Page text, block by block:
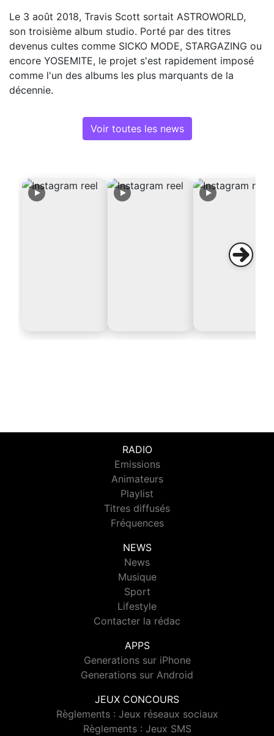
Le 3 août 2018, Travis Scott sortait ASTROWORLD,
son troisième album studio. Porté par des titres
devenus cultes comme SICKO MODE, STARGAZING ou
encore YOSEMITE, le projet s'est rapidement imposé
comme l'un des albums les plus marquants de la
décennie.
Voir toutes les news
RADIO
Emissions
Animateurs
Playlist
Titres diffusés
Fréquences
NEWS
News
Musique
Sport
Lifestyle
Contacter la rédac
APPS
Generations sur iPhone
Generations sur Android
JEUX CONCOURS
Règlements : Jeux réseaux sociaux
Règlements : Jeux SMS